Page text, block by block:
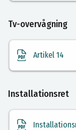
Tv-overvågning
Artikel 14
Installationsret